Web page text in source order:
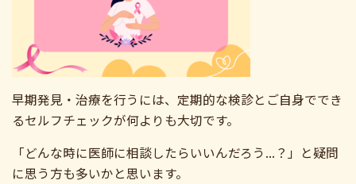
早期発見・治療を行うには、定期的な検診とご自身ででき
るセルフチェックが何よりも大切です。
「どんな時に医師に相談したらいいんだろう...？」と疑問
に思う方も多いかと思います。